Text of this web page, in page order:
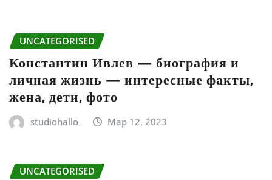
UNCATEGORISED
Константин Ивлев — биография и
личная жизнь — интересные факты,
жена, дети, фото
studiohallo_ Мар 12, 2023
UNCATEGORISED